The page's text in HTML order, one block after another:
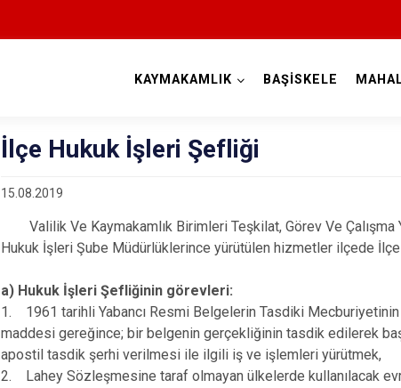
KAYMAKAMLIK BAŞİSKELE
İlçe Hukuk İşleri Şefliği
15.08.2019
Valilik Ve Kaymakamlık Birimleri Teşkilat, Görev Ve Çalışma
Hukuk İşleri Şube Müdürlüklerince yürütülen hizmetler ilçede
a) Hukuk İşleri Şefliğinin görevleri:
1. 1961 tarihli Yabancı Resmi Belgelerin Tasdiki Mecburiyetinin
maddesi gereğince; bir belgenin gerçekliğinin tasdik edilerek
apostil tasdik şerhi verilmesi ile ilgili iş ve işlemleri yürütmek,
2. Lahey Sözleşmesine taraf olmayan ülkelerde kullanılacak